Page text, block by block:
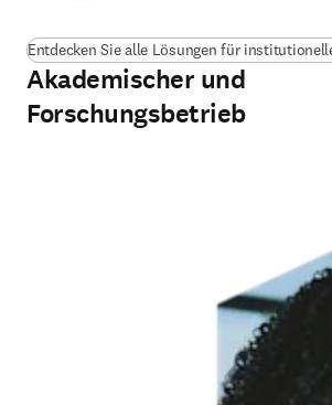
Entdecken Sie alle Lösungen für
Akademischer und
Forschungsbetrieb